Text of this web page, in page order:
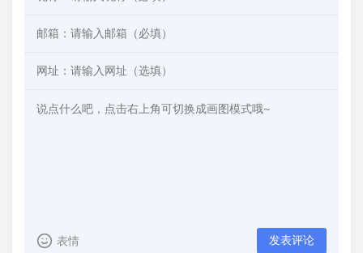
表情 发表评论